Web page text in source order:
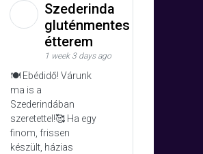
Szederinda
gluténmentes
étterem
1 week 3 days ago
🍽️ Ebédidő! Várunk
ma is a
Szederindában
szeretettel!🥰 Ha egy
finom, frissen
készült, házias